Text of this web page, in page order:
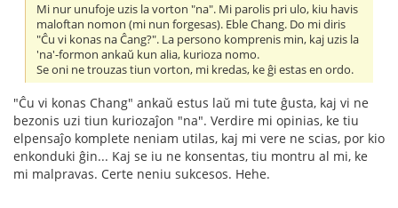
Mi nur unufoje uzis la vorton "na". Mi parolis pri ulo, kiu havis
maloftan nomon (mi nun forgesas). Eble Chang. Do mi diris
"Ĉu vi konas na Ĉang?". La persono komprenis min, kaj uzis la
'na'-formon ankaŭ kun alia, kurioza nomo.
Se oni ne trouzas tiun vorton, mi kredas, ke ĝi estas en ordo.
"Ĉu vi konas Chang" ankaŭ estus laŭ mi tute ĝusta, kaj vi ne
bezonis uzi tiun kuriozaĵon "na". Verdire mi opinias, ke tiu
elpensaĵo komplete neniam utilas, kaj mi vere ne scias, por kio
enkonduki ĝin... Kaj se iu ne konsentas, tiu montru al mi, ke
mi malpravas. Certe neniu sukcesos. Hehe.